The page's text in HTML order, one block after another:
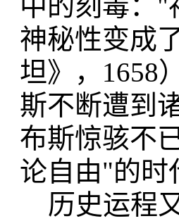
中的刻毒："
神秘性变成
坦》，1658
斯不断遭到
布斯惊骇不
论自由"的时
历史运程